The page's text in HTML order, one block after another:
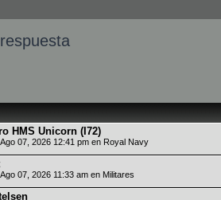
HMS Unicorn (I72)
07, 2026 12:41 pm en Royal Navy
07, 2026 11:33 am en Militares